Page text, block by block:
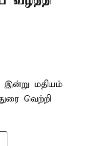
இன்று மதியம்
வெற்றி